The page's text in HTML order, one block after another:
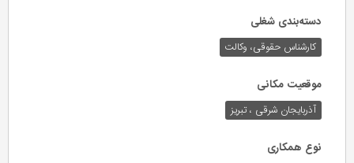
دسته‌بندی شغلی
کارشناس حقوقی،‌ وکالت
موقعیت مکانی
آذربایجان شرقی ، تبریز
نوع همکاری